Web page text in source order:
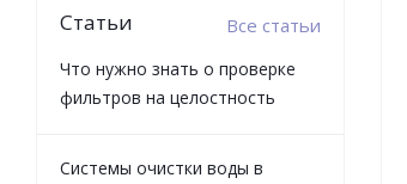
Статьи Все статьи
Что нужно знать о проверке
фильтров на целостность
Системы очистки воды в